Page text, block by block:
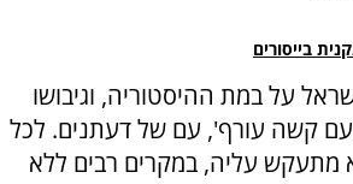
בייסורים
על במת ההיסטוריה, וגיבושו
קשה עורף', עם של דעתנים. לכל
מתעקש עליה, במקרים רבים ללא